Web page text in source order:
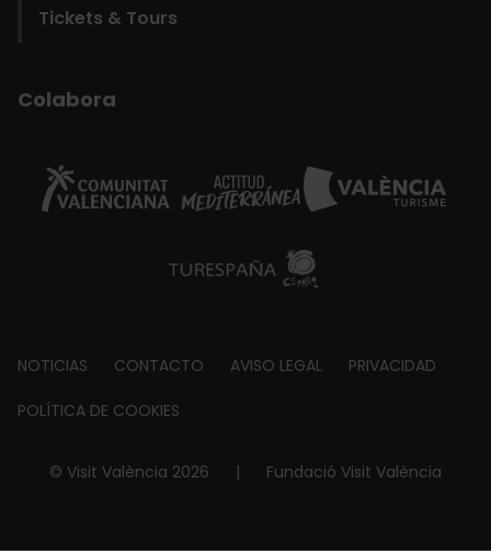
Tickets & Tours
Colabora
Footer
about
NOTICIAS CONTACTO AVISO LEGAL PRIVACIDAD
POLÍTICA DE COOKIES
© Visit València 2026 | Fundació Visit València